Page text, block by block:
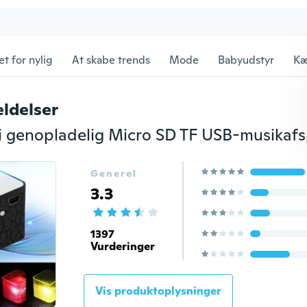
for nylig At skabe trends Mode Babyudstyr
Generel
3.3
1397
Vurderinger
Vis produktoplysninger